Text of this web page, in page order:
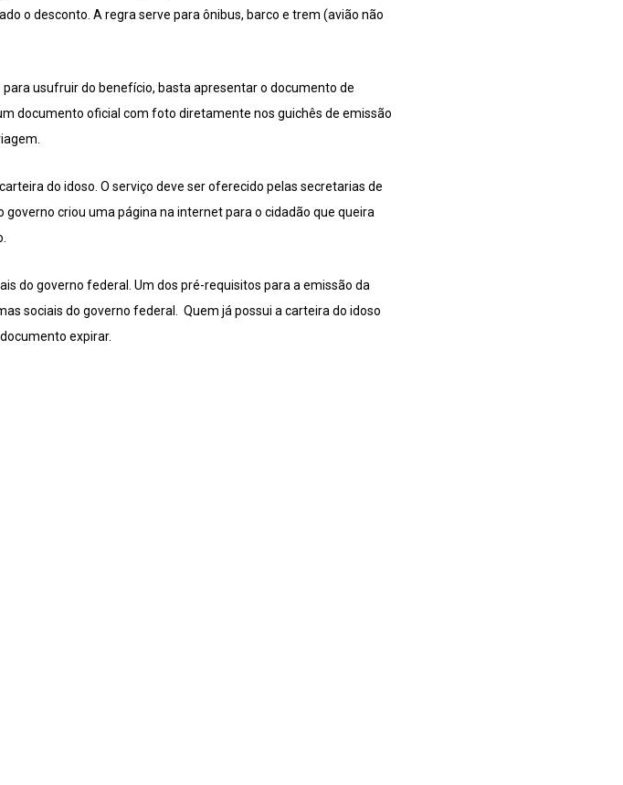
o desconto. A regra serve para ônibus, barco e trem (avião não
usufruir do benefício, basta apresentar o documento de
documento oficial com foto diretamente nos guichês de emissão
do idoso. O serviço deve ser oferecido pelas secretarias de
criou uma página na internet para o cidadão que queira
do governo federal. Um dos pré-requisitos para a emissão da
sociais do governo federal. Quem já possui a carteira do idoso
expirar.